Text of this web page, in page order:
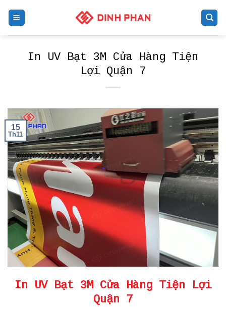
In UV Bạt 3M Cửa Hàng Tiện
Lợi Quận 7
15
Th11
In UV Bạt 3M Cửa Hàng Tiện Lợi
Quận 7